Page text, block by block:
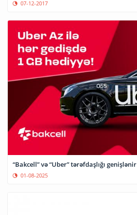
07-12-2017
“Bakcell” və “Uber” tərəfdaşlığı genişlənir
01-08-2025